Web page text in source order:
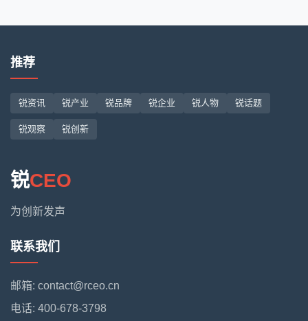
推荐
锐资讯 锐产业 锐品牌 锐企业 锐人物 锐话题
锐观察 锐创新
锐CEO
为创新发声
联系我们
邮箱: contact@rceo.cn
电话: 400-678-3798